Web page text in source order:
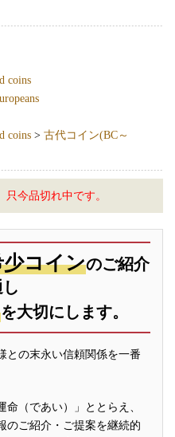
coins
coins >古代コイン(BC～
今品切れ中です。
少コインのご紹介
を大切にします。
との末永い信頼関係を一番
（であい）」ととらえ、
のご紹介・ご提案を継続的